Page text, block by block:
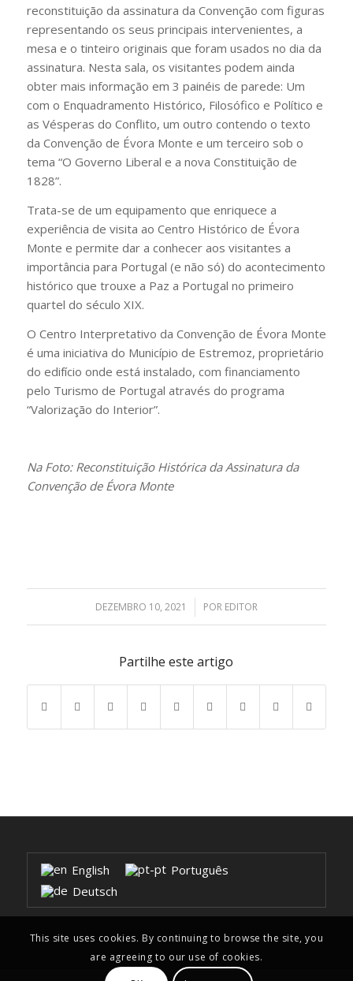
reconstituição da assinatura da Convenção com figuras
representando os seus principais intervenientes, a
mesa e o tinteiro originais que foram usados no dia da
assinatura. Nesta sala, os visitantes podem ainda
obter mais informação em 3 painéis de parede: Um
com o Enquadramento Histórico, Filosófico e Político e
as Vésperas do Conflito, um outro contendo o texto
da Convenção de Évora Monte e um terceiro sob o
tema “O Governo Liberal e a nova Constituição de
1828”.
Trata-se de um equipamento que enriquece a
experiência de visita ao Centro Histórico de Évora
Monte e permite dar a conhecer aos visitantes a
importância para Portugal (e não só) do acontecimento
histórico que trouxe a Paz a Portugal no primeiro
quartel do século XIX.
O Centro Interpretativo da Convenção de Évora Monte
é uma iniciativa do Município de Estremoz, proprietário
do edifício onde está instalado, com financiamento
pelo Turismo de Portugal através do programa
“Valorização do Interior”.
Na Foto: Reconstituição Histórica da Assinatura da
Convenção de Évora Monte
DEZEMBRO 10, 2021
/ POR EDITOR
Partilhe este artigo
English
Português
Deutsch
This site uses cookies. By continuing to browse the site, you
are agreeing to our use of cookies.